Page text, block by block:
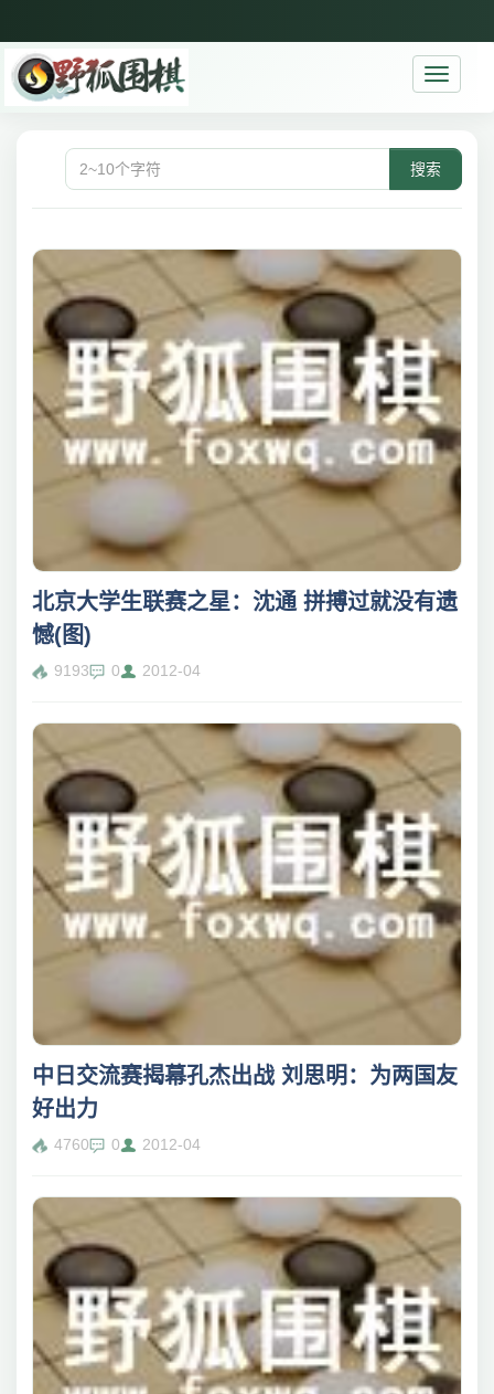
Toggle
搜索
北京大学生联赛之星：沈通 拼搏过就没有遗
憾(图)
9193 0 2012-04
中日交流赛揭幕孔杰出战 刘思明：为两国友
好出力
4760 0 2012-04